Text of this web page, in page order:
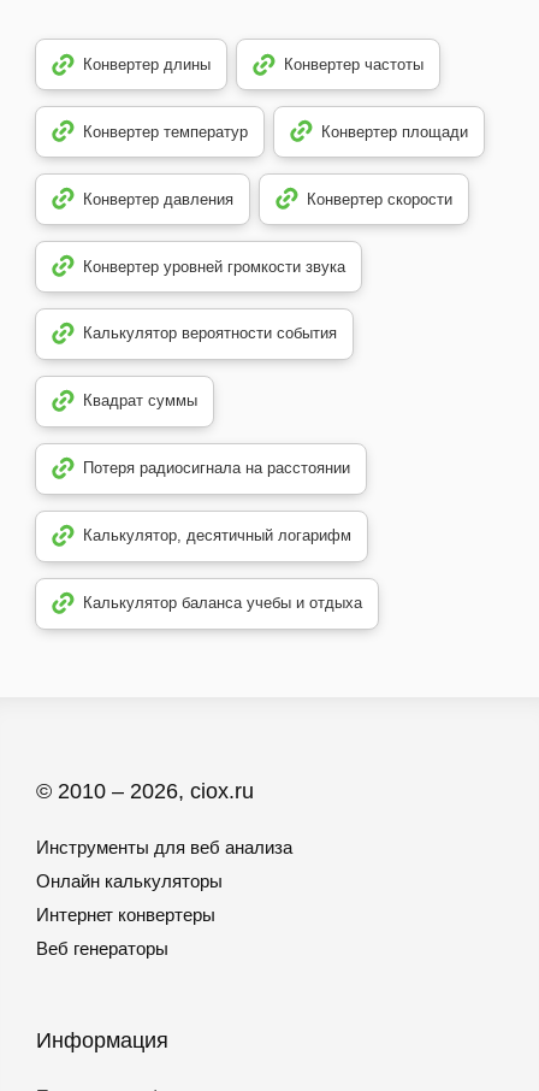
Конвертер длины Конвертер частоты
Конвертер температур Конвертер площади
Конвертер давления Конвертер скорости
Конвертер уровней громкости звука
Калькулятор вероятности события
Квадрат суммы
Потеря радиосигнала на расстоянии
Калькулятор, десятичный логарифм
Калькулятор баланса учебы и отдыха
© 2010 – 2026, ciox.ru
Инструменты для веб анализа
Онлайн калькуляторы
Интернет конвертеры
Веб генераторы
Информация